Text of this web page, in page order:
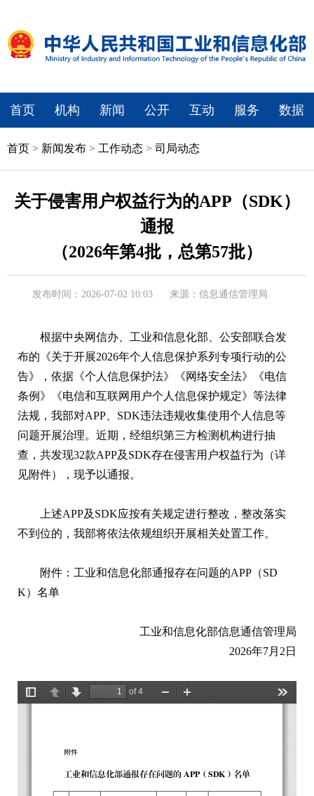
首页 机构 新闻 公开 互动 服务 数据
首页 > 新闻发布 > 工作动态 > 司局动态
关于侵害用户权益行为的APP（SDK）
通报
（2026年第4批，总第57批）
发布时间：2026-07-02 10:03 来源：信息通信管理局
根据中央网信办、工业和信息化部、公安部联合发
布的《关于开展2026年个人信息保护系列专项行动的公
告》，依据《个人信息保护法》《网络安全法》《电信
条例》《电信和互联网用户个人信息保护规定》等法律
法规，我部对APP、SDK违法违规收集使用个人信息等
问题开展治理。近期，经组织第三方检测机构进行抽
查，共发现32款APP及SDK存在侵害用户权益行为（详
见附件），现予以通报。
上述APP及SDK应按有关规定进行整改，整改落实
不到位的，我部将依法依规组织开展相关处置工作。
附件：工业和信息化部通报存在问题的APP（SD
K）名单
工业和信息化部信息通信管理局
2026年7月2日